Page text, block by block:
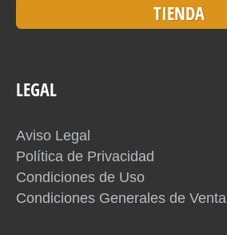
TIENDA
LEGAL
Aviso Legal
Política de Privacidad
Condiciones de Uso
Condiciones Generales de Venta